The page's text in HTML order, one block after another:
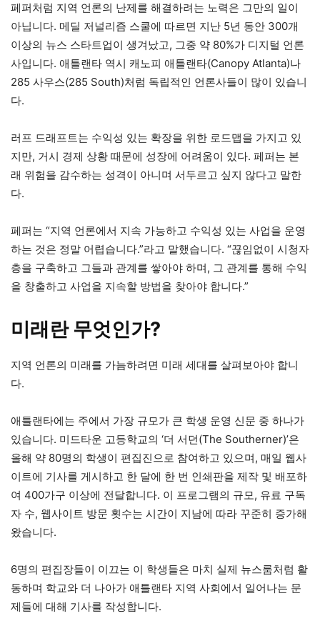
페퍼처럼 지역 언론의 난제를 해결하려는 노력은 그만의 일이
아닙니다. 메딜 저널리즘 스쿨에 따르면 지난 5년 동안 300개
이상의 뉴스 스타트업이 생겨났고, 그중 약 80%가 디지털 언론
사입니다. 애틀랜타 역시 캐노피 애틀랜타(Canopy Atlanta)나
285 사우스(285 South)처럼 독립적인 언론사들이 많이 있습니
다.
러프 드래프트는 수익성 있는 확장을 위한 로드맵을 가지고 있
지만, 거시 경제 상황 때문에 성장에 어려움이 있다. 페퍼는 본
래 위험을 감수하는 성격이 아니며 서두르고 싶지 않다고 말한
다.
페퍼는 “지역 언론에서 지속 가능하고 수익성 있는 사업을 운영
하는 것은 정말 어렵습니다.”라고 말했습니다. “끊임없이 시청자
층을 구축하고 그들과 관계를 쌓아야 하며, 그 관계를 통해 수익
을 창출하고 사업을 지속할 방법을 찾아야 합니다.”
미래란 무엇인가?
지역 언론의 미래를 가늠하려면 미래 세대를 살펴보아야 합니
다.
애틀랜타에는 주에서 가장 규모가 큰 학생 운영 신문 중 하나가
있습니다. 미드타운 고등학교의 ‘더 서던(The Southerner)’은
올해 약 80명의 학생이 편집진으로 참여하고 있으며, 매일 웹사
이트에 기사를 게시하고 한 달에 한 번 인쇄판을 제작 및 배포하
여 400가구 이상에 전달합니다. 이 프로그램의 규모, 유료 구독
자 수, 웹사이트 방문 횟수는 시간이 지남에 따라 꾸준히 증가해
왔습니다.
6명의 편집장들이 이끄는 이 학생들은 마치 실제 뉴스룸처럼 활
동하며 학교와 더 나아가 애틀랜타 지역 사회에서 일어나는 문
제들에 대해 기사를 작성합니다.